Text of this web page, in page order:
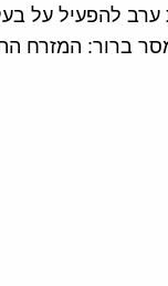
ערב להפעיל על
ברור: המזרח